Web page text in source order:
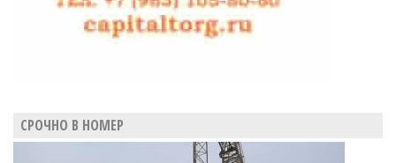
СРОЧНО В НОМЕР